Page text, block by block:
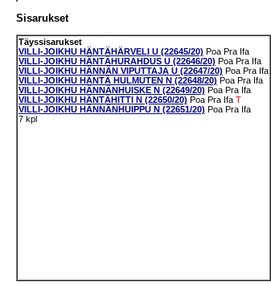
Sisarukset
Täyssisarukset
VILLI-JOIKHU HÄNTÄHÄRVELI U (22645/20) Poa Pra Ifa
VILLI-JOIKHU HÄNTÄHURAHDUS U (22646/20) Poa Pra Ifa
VILLI-JOIKHU HÄNNÄN VIPUTTAJA U (22647/20) Poa Pra Ifa
VILLI-JOIKHU HÄNTÄ HULMUTEN N (22648/20) Poa Pra Ifa
VILLI-JOIKHU HÄNNÄNHUISKE N (22649/20) Poa Pra Ifa
VILLI-JOIKHU HÄNTÄHITTI N (22650/20) Poa Pra Ifa T
VILLI-JOIKHU HÄNNÄNHUIPPU N (22651/20) Poa Pra Ifa
7 kpl